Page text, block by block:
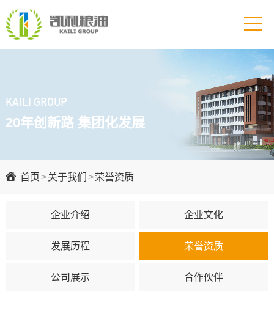
KAILI GROUP
20年创新路 集团化发展
首页 >关于我们 >荣誉资质
企业介绍 企业文化
发展历程 荣誉资质
公司展示 合作伙伴